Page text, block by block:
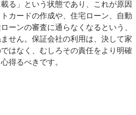
る」という状態であり、これが原因
カードの作成や、住宅ローン、自動
ーンの審査に通らなくなるという、
せん。保証会社の利用は、決して家
はなく、むしろその責任をより明確
得るべきです。